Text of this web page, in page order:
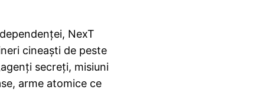
NexT
cineaşti de peste
secreţi, misiuni
arme atomice ce